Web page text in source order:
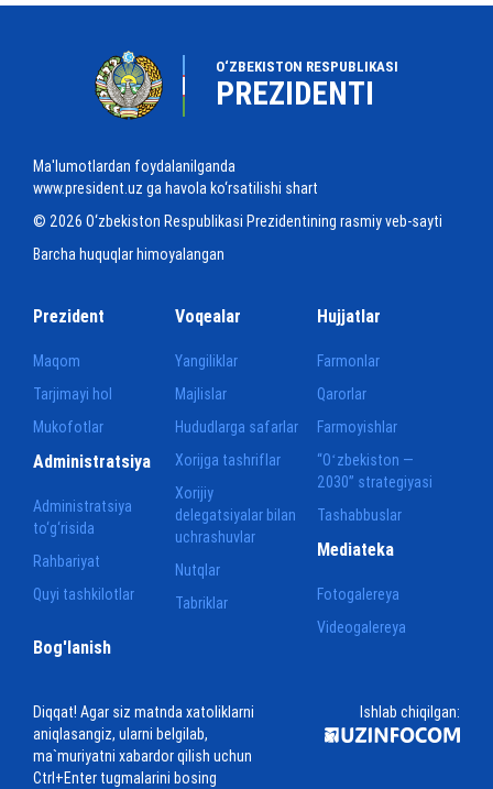
O‘ZBEKISTON RESPUBLIKASI
PREZIDENTI
Ma'lumotlardan foydalanilganda
www.president.uz ga havola ko‘rsatilishi shart
© 2026 O‘zbekiston Respublikasi Prezidentining rasmiy veb-sayti
Barcha huquqlar himoyalangan
Prezident
Maqom
Tarjimayi hol
Mukofotlar
Voqealar
Yangiliklar
Majlislar
Hududlarga safarlar
Xorijga tashriflar
Xorijiy
delegatsiyalar bilan
uchrashuvlar
Nutqlar
Tabriklar
Hujjatlar
Farmonlar
Qarorlar
Farmoyishlar
“Oʻzbekiston —
2030” strategiyasi
Tashabbuslar
Administratsiya
Administratsiya
to‘g‘risida
Rahbariyat
Quyi tashkilotlar
Mediateka
Fotogalereya
Videogalereya
Bog'lanish
Diqqat! Agar siz matnda xatoliklarni
aniqlasangiz, ularni belgilab,
ma`muriyatni xabardor qilish uchun
Ctrl+Enter tugmalarini bosing
Ishlab chiqilgan: